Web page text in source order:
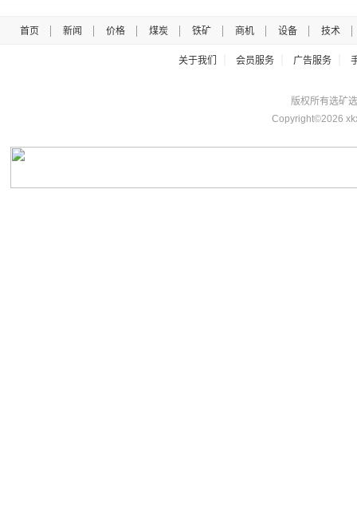
首页 新闻 价格 煤炭 铁矿 商机 设备 技术
关于我们 会员服务 广告服务
版权所有选矿选
Copyright©2026